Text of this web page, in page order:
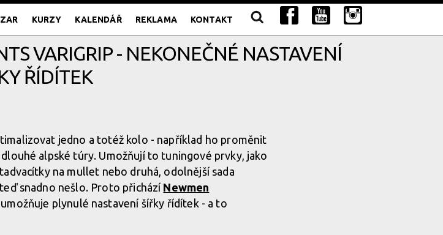
KURZY KALENDÁŘ REKLAMA KONTAKT
VARIGRIP - NEKONEČNÉ NASTAVENÍ
ŘÍDÍTEK
jedno a totéž kolo - například ho proměnit
alpské túry. Umožňují to tuningové prvky, jako
na mullet nebo druhá, odolnější sada
snadno nešlo. Proto přichází Newmen
plynulé nastavení šířky řídítek - a to